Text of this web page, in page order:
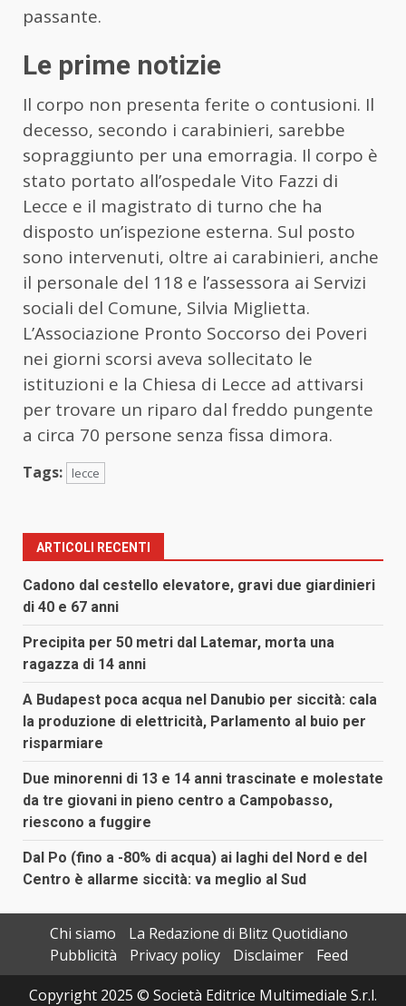
passante.
Le prime notizie
Il corpo non presenta ferite o contusioni. Il
decesso, secondo i carabinieri, sarebbe
sopraggiunto per una emorragia. Il corpo è
stato portato all’ospedale Vito Fazzi di
Lecce e il magistrato di turno che ha
disposto un’ispezione esterna. Sul posto
sono intervenuti, oltre ai carabinieri, anche
il personale del 118 e l’assessora ai Servizi
sociali del Comune, Silvia Miglietta.
L’Associazione Pronto Soccorso dei Poveri
nei giorni scorsi aveva sollecitato le
istituzioni e la Chiesa di Lecce ad attivarsi
per trovare un riparo dal freddo pungente
a circa 70 persone senza fissa dimora.
Tags: lecce
ARTICOLI RECENTI
Cadono dal cestello elevatore, gravi due giardinieri
di 40 e 67 anni
Precipita per 50 metri dal Latemar, morta una
ragazza di 14 anni
A Budapest poca acqua nel Danubio per siccità: cala
la produzione di elettricità, Parlamento al buio per
risparmiare
Due minorenni di 13 e 14 anni trascinate e molestate
da tre giovani in pieno centro a Campobasso,
riescono a fuggire
Dal Po (fino a -80% di acqua) ai laghi del Nord e del
Centro è allarme siccità: va meglio al Sud
Chi siamo
La Redazione di Blitz Quotidiano
Pubblicità
Privacy policy Disclaimer
Feed
Copyright 2025 © Società Editrice Multimediale S.r.l.